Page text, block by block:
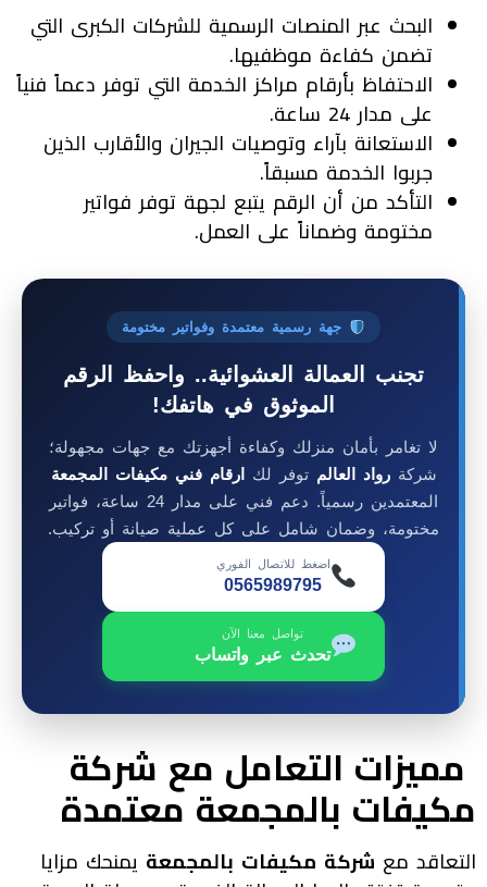
البحث عبر المنصات الرسمية للشركات الكبرى التي
تضمن كفاءة موظفيها.
الاحتفاظ بأرقام مراكز الخدمة التي توفر دعماً فنياً
على مدار 24 ساعة.
الاستعانة بآراء وتوصيات الجيران والأقارب الذين
جربوا الخدمة مسبقاً.
التأكد من أن الرقم يتبع لجهة توفر فواتير
مختومة وضماناً على العمل.
جهة رسمية معتمدة وفواتير مختومة
تجنب العمالة العشوائية.. واحفظ الرقم
الموثوق في هاتفك!
لا تغامر بأمان منزلك وكفاءة أجهزتك مع جهات مجهولة؛
شركةرواد العالم توفر لك
ارقام فني مكيفات المجمعة
المعتمدين رسمياً. دعم فني على مدار 24 ساعة، فواتير
مختومة، وضمان شامل على كل عملية صيانة أو تركيب.
اضغط للاتصال الفوري
0565989795
تواصل معنا الآن
تحدث عبر واتساب
مميزات التعامل مع شركة
مكيفات بالمجمعة معتمدة
التعاقد مع شركة مكيفات بالمجمعة يمنحك مزايا